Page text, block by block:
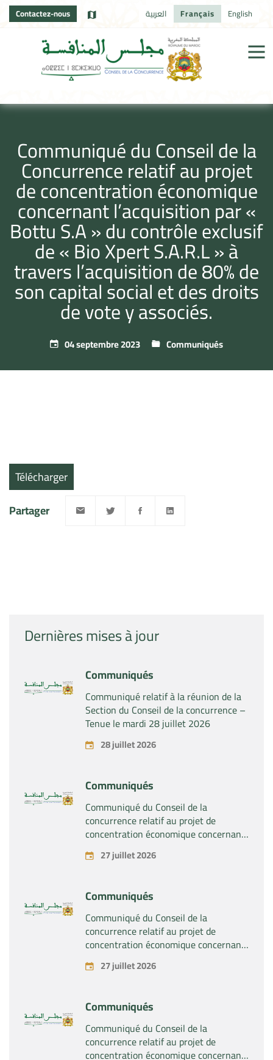
Contactez-nous العربية Français English
Communiqué du Conseil de la
Concurrence relatif au projet
de concentration économique
concernant l’acquisition par «
Bottu S.A » du contrôle exclusif
de « Bio Xpert S.A.R.L » à
travers l’acquisition de 80% de
son capital social et des droits
de vote y associés.
04 septembre 2023 Communiqués
Dernières mises à jour
Communiqués
Communiqué relatif à la réunion de la
Section du Conseil de la concurrence –
Tenue le mardi 28 juillet 2026
28 juillet 2026
Communiqués
Communiqué du Conseil de la
concurrence relatif au projet de
concentration économique concernant
la prise du contrôle exclusif par la
société « Substipharm SAS » des actifs
pharmaceutiques « Rilutek » et «
Sabril » détenus par la société « Sanofi
SA »
27 juillet 2026
Communiqués
Communiqué du Conseil de la
concurrence relatif au projet de
concentration économique concernant
la prise du contrôle exclusif par la
société « Plastika Kritis SA » de la
27 juillet 2026
Communiqués
Communiqué du Conseil de la
concurrence relatif au projet de
concentration économique concernant
Télécharger
Partager